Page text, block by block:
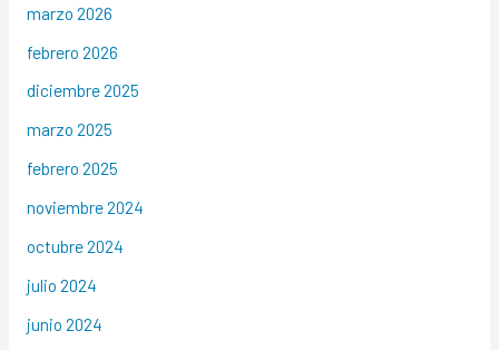
marzo 2026
febrero 2026
diciembre 2025
marzo 2025
febrero 2025
noviembre 2024
octubre 2024
julio 2024
junio 2024